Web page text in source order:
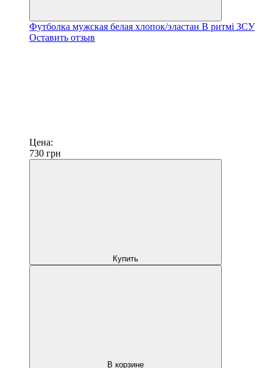
Футболка мужская белая хлопок/эластан В ритмі ЗСУ
Оставить отзыв
Цена:
730 грн
Купить
В корзине